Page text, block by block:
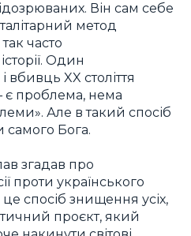
Він сам себе
метод
часто
Один
вбивць XX століття
проблема, нема
Але в такий спосіб
самого Бога.
згадав про
проти українського
спосіб знищення усіх,
проєкт, який